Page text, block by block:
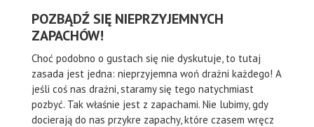
POZBĄDŹ SIĘ NIEPRZYJEMNYCH
ZAPACHÓW!
Choć podobno o gustach się nie dyskutuje, to tutaj
zasada jest jedna: nieprzyjemna woń drażni każdego! A
jeśli coś nas drażni, staramy się tego natychmiast
pozbyć. Tak właśnie jest z zapachami. Nie lubimy, gdy
docierają do nas przykre zapachy, które czasem wręcz